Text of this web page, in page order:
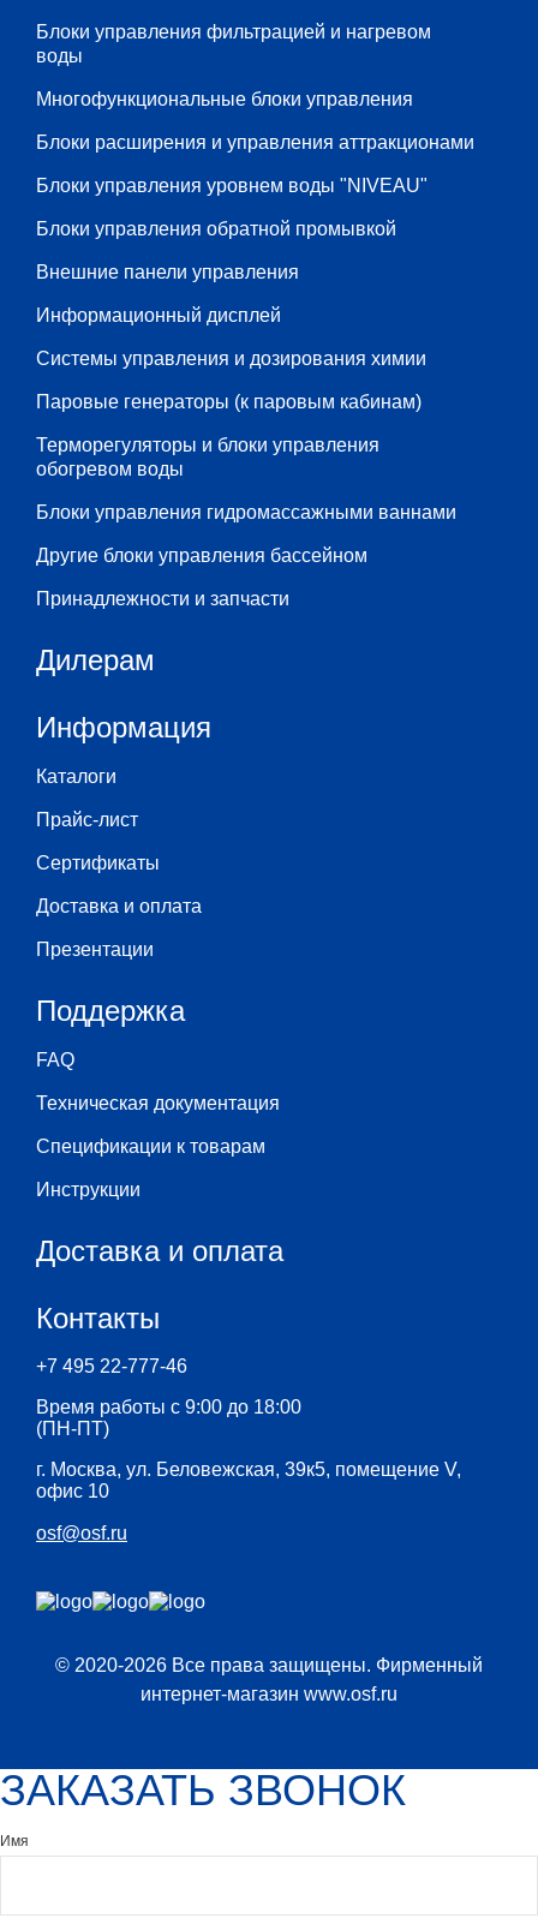
Блоки управления фильтрацией и нагревом
воды
Многофункциональные блоки управления
Блоки расширения и управления аттракционами
Блоки управления уровнем воды "NIVEAU"
Блоки управления обратной промывкой
Внешние панели управления
Информационный дисплей
Системы управления и дозирования химии
Паровые генераторы (к паровым кабинам)
Терморегуляторы и блоки управления
обогревом воды
Блоки управления гидромассажными ваннами
Другие блоки управления бассейном
Принадлежности и запчасти
Дилерам
Информация
Каталоги
Прайс-лист
Сертификаты
Доставка и оплата
Презентации
Поддержка
FAQ
Техническая документация
Спецификации к товарам
Инструкции
Доставка и оплата
Контакты
+7 495 22-777-46
Время работы с 9:00 до 18:00
(ПН-ПТ)
г. Москва, ул. Беловежская, 39к5, помещение V,
офис 10
osf@osf.ru
© 2020-2026 Все права защищены. Фирменный
интернет-магазин www.osf.ru
ЗАКАЗАТЬ ЗВОНОК
Имя